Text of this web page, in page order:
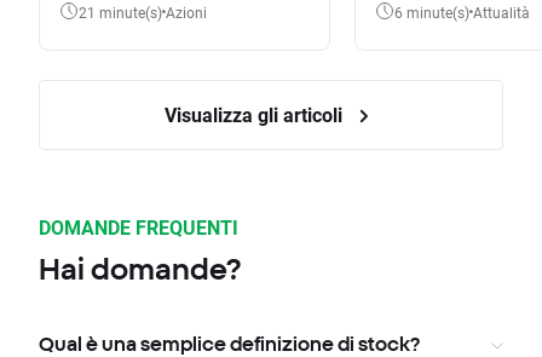
21 minute(s) Azioni 6 minute(s) Attualità
Visualizza gli articoli
DOMANDE FREQUENTI
Hai domande?
Qual è una semplice definizione di stock?